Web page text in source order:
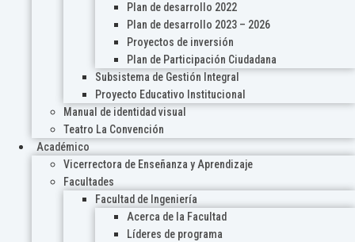
Plan de desarrollo 2022
Plan de desarrollo 2023 – 2026
Proyectos de inversión
Plan de Participación Ciudadana
Subsistema de Gestión Integral
Proyecto Educativo Institucional
Manual de identidad visual
Teatro La Convención
Académico
Vicerrectora de Enseñanza y Aprendizaje
Facultades
Facultad de Ingeniería
Acerca de la Facultad
Líderes de programa